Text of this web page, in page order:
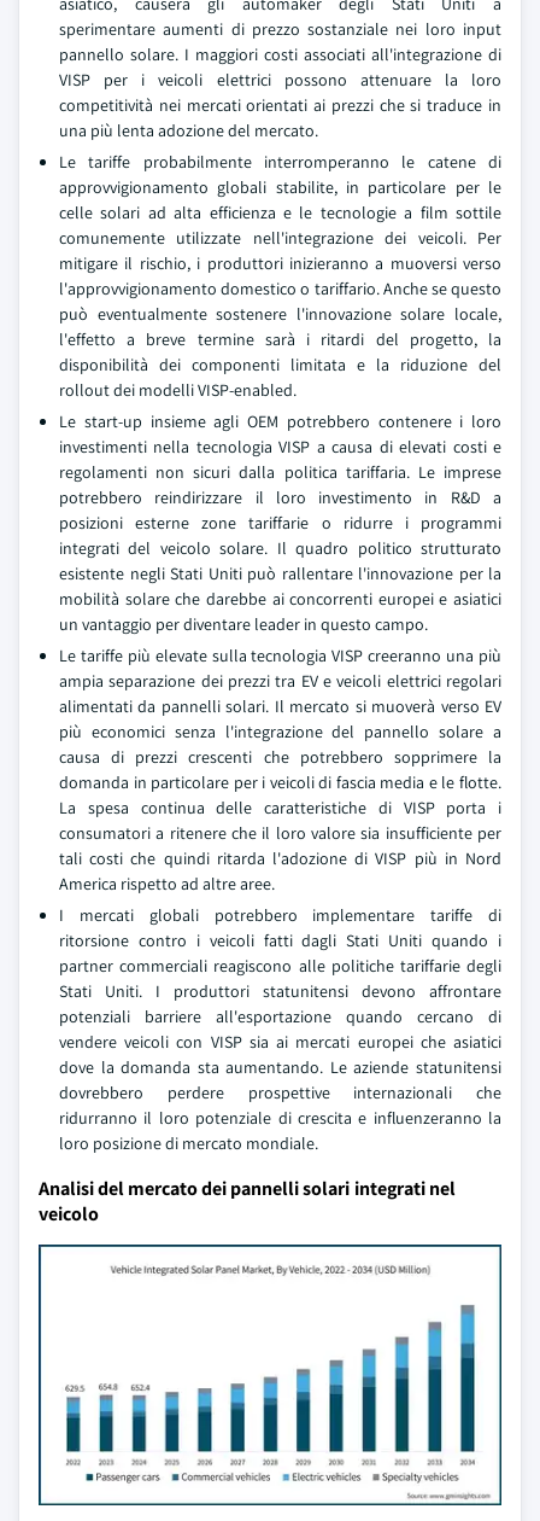
sperimentare aumenti di prezzo sostanziale nei loro input
pannello solare. I maggiori costi associati all'integrazione di
VISP per i veicoli elettrici possono attenuare la loro
competitività nei mercati orientati ai prezzi che si traduce in
una più lenta adozione del mercato.
Le tariffe probabilmente interromperanno le catene di
approvvigionamento globali stabilite, in particolare per le
celle solari ad alta efficienza e le tecnologie a film sottile
comunemente utilizzate nell'integrazione dei veicoli. Per
mitigare il rischio, i produttori inizieranno a muoversi verso
l'approvvigionamento domestico o tariffario. Anche se questo
può eventualmente sostenere l'innovazione solare locale,
l'effetto a breve termine sarà i ritardi del progetto, la
disponibilità dei componenti limitata e la riduzione del
rollout dei modelli VISP-enabled.
Le start-up insieme agli OEM potrebbero contenere i loro
investimenti nella tecnologia VISP a causa di elevati costi e
regolamenti non sicuri dalla politica tariffaria. Le imprese
potrebbero reindirizzare il loro investimento in R&D a
posizioni esterne zone tariffarie o ridurre i programmi
integrati del veicolo solare. Il quadro politico strutturato
esistente negli Stati Uniti può rallentare l'innovazione per la
mobilità solare che darebbe ai concorrenti europei e asiatici
un vantaggio per diventare leader in questo campo.
Le tariffe più elevate sulla tecnologia VISP creeranno una più
ampia separazione dei prezzi tra EV e veicoli elettrici regolari
alimentati da pannelli solari. Il mercato si muoverà verso EV
più economici senza l'integrazione del pannello solare a
causa di prezzi crescenti che potrebbero sopprimere la
domanda in particolare per i veicoli di fascia media e le flotte.
La spesa continua delle caratteristiche di VISP porta i
consumatori a ritenere che il loro valore sia insufficiente per
tali costi che quindi ritarda l'adozione di VISP più in Nord
America rispetto ad altre aree.
I mercati globali potrebbero implementare tariffe di
ritorsione contro i veicoli fatti dagli Stati Uniti quando i
partner commerciali reagiscono alle politiche tariffarie degli
Stati Uniti. I produttori statunitensi devono affrontare
potenziali barriere all'esportazione quando cercano di
vendere veicoli con VISP sia ai mercati europei che asiatici
dove la domanda sta aumentando. Le aziende statunitensi
dovrebbero perdere prospettive internazionali che
ridurranno il loro potenziale di crescita e influenzeranno la
loro posizione di mercato mondiale.
Analisi del mercato dei pannelli solari integrati nel
veicolo